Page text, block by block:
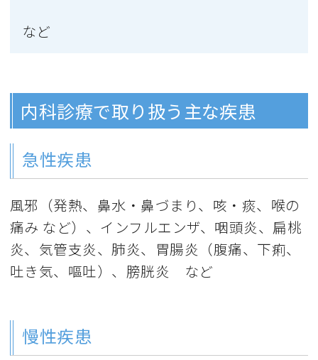
など
内科診療で取り扱う主な疾患
急性疾患
風邪（発熱、鼻水・鼻づまり、咳・痰、喉の
痛み など）、インフルエンザ、咽頭炎、扁桃
炎、気管支炎、肺炎、胃腸炎（腹痛、下痢、
吐き気、嘔吐）、膀胱炎 など
慢性疾患